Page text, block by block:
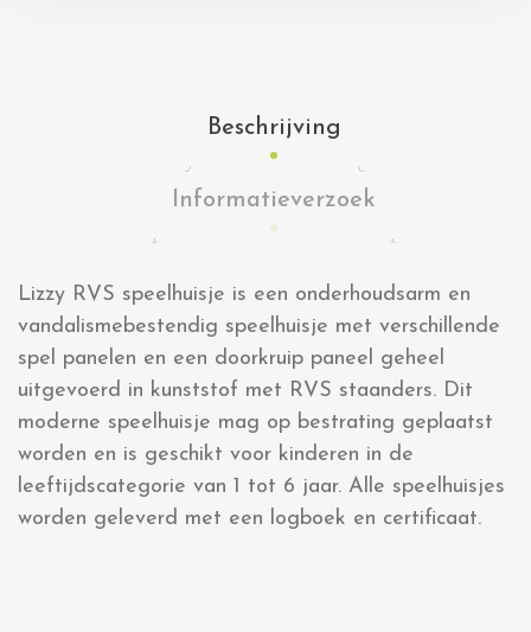
Beschrijving
Informatieverzoek
Lizzy RVS speelhuisje is een onderhoudsarm en
vandalismebestendig speelhuisje met verschillende
spel panelen en een doorkruip paneel geheel
uitgevoerd in kunststof met RVS staanders. Dit
moderne speelhuisje mag op bestrating geplaatst
worden en is geschikt voor kinderen in de
leeftijdscategorie van 1 tot 6 jaar. Alle speelhuisjes
worden geleverd met een logboek en certificaat.